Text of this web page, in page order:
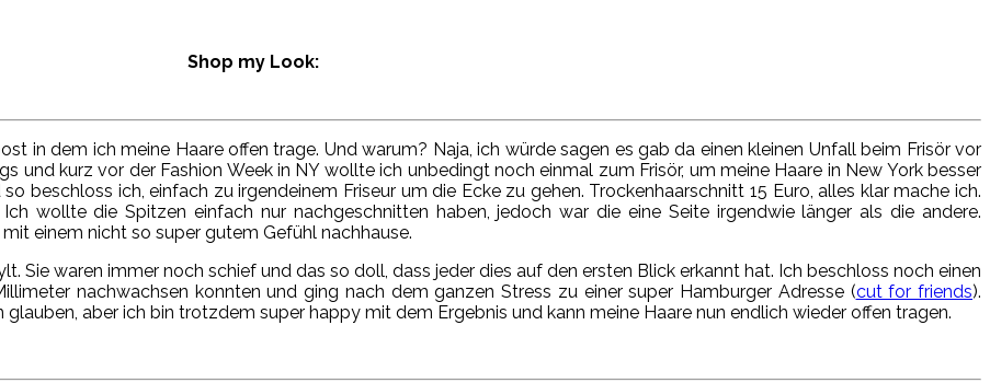
Shop my Look:
in dem ich meine Haare offen trage. Und warum? Naja, ich würde sagen es gab da einen kleinen Unfall beim Frisör vor
und kurz vor der Fashion Week in NY wollte ich unbedingt noch einmal zum Frisör, um meine Haare in New York besser
beschloss ich, einfach zu irgendeinem Friseur um die Ecke zu gehen. Trockenhaarschnitt 15 Euro, alles klar mache ich.
wollte die Spitzen einfach nur nachgeschnitten haben, jedoch war die eine Seite irgendwie länger als die andere.
einem nicht so super gutem Gefühl nachhause.
Sie waren immer noch schief und das so doll, dass jeder dies auf den ersten Blick erkannt hat. Ich beschloss noch einen
nachwachsen konnten und ging nach dem ganzen Stress zu einer super Hamburger Adresse (cut for friends).
aber ich bin trotzdem super happy mit dem Ergebnis und kann meine Haare nun endlich wieder offen tragen.